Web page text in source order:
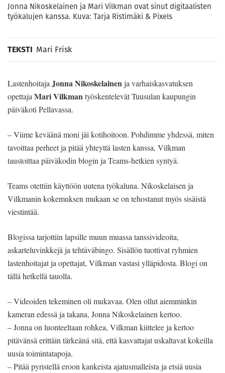
Jonna Nikoskelainen ja Mari Vilkman ovat sinut digitaalisten
työkalujen kanssa. Kuva: Tarja Ristimäki & Pixels
TEKSTI Mari Frisk
Lastenhoitaja Jonna Nikoskelainenja varhaiskasvatuksen
opettaja Mari Vilkmantyöskentelevät Tuusulan kaupungin
päiväkoti Pellavassa.
– Viime keväänä moni jäi kotihoitoon. Pohdimme yhdessä, miten
tavoittaa perheet ja pitää yhteyttä lasten kanssa, Vilkman
taustoittaa päiväkodin blogin ja Teams-hetkien syntyä.
Teams otettiin käyttöön uutena työkaluna. Nikoskelaisen ja
Vilkmanin kokemuksen mukaan se on tehostanut myös sisäistä
viestintää.
Blogissa tarjottiin lapsille muun muassa tanssivideoita,
askarteluvinkkejä ja tehtäväbingo. Sisällön tuottivat ryhmien
lastenhoitajat ja opettajat, Vilkman vastasi ylläpidosta. Blogi on
tällä hetkellä tauolla.
– Videoiden tekeminen oli mukavaa. Olen ollut aiemminkin
kameran edessä ja takana, Jonna Nikoskelainen kertoo.
– Jonna on luonteeltaan rohkea, Vilkman kiittelee ja kertoo
pitävänsä erittäin tärkeänä sitä, että kasvattajat uskaltavat kokeilla
uusia toimintatapoja.
– Pitää pyristellä eroon kankeista ajatusmalleista ja etsiä uusia